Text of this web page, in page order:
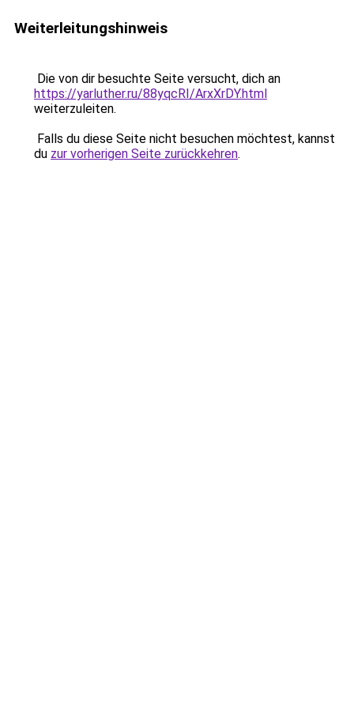
Weiterleitungshinweis
Die von dir besuchte Seite versucht, dich an
https://yarluther.ru/88yqcRI/ArxXrDY.html
weiterzuleiten.
Falls du diese Seite nicht besuchen möchtest, kannst
du zur vorherigen Seite zurückkehren.